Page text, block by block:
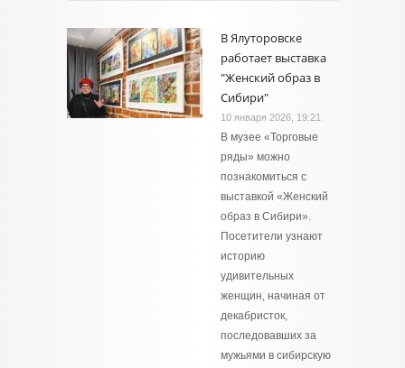
В Ялуторовске
работает выставка
"Женский образ в
Сибири"
10 января 2026, 19:21
В музее «Торговые
ряды» можно
познакомиться с
выставкой «Женский
образ в Сибири».
Посетители узнают
историю
удивительных
женщин, начиная от
декабристок,
последовавших за
мужьями в сибирскую